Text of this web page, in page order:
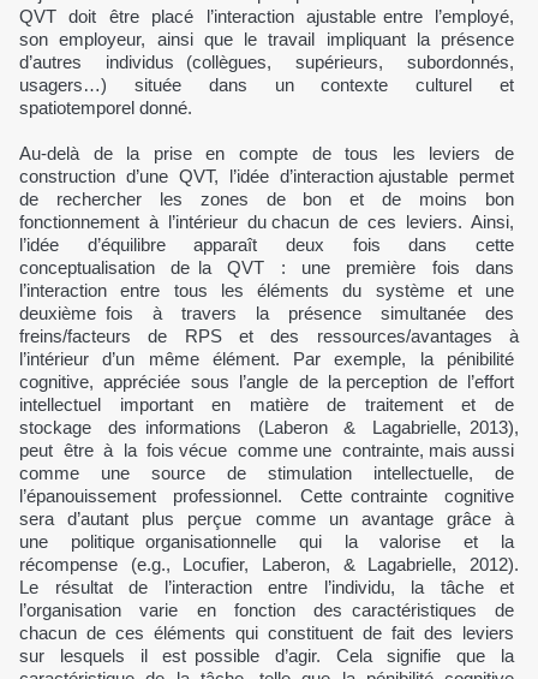
QVT doit être placé l’interaction ajustable entre l’employé,
son employeur, ainsi que le travail impliquant la présence
d’autres individus (collègues, supérieurs, subordonnés,
usagers…) située dans un contexte culturel et
spatiotemporel donné.
Au-delà de la prise en compte de tous les leviers de
construction d’une QVT, l’idée d’interaction ajustable permet
de rechercher les zones de bon et de moins bon
fonctionnement à l’intérieur du chacun de ces leviers. Ainsi,
l’idée d’équilibre apparaît deux fois dans cette
conceptualisation de la QVT : une première fois dans
l’interaction entre tous les éléments du système et une
deuxième fois à travers la présence simultanée des
freins/facteurs de RPS et des ressources/avantages à
l’intérieur d’un même élément. Par exemple, la pénibilité
cognitive, appréciée sous l’angle de la perception de l’effort
intellectuel important en matière de traitement et de
stockage des informations (Laberon & Lagabrielle, 2013),
peut être à la fois vécue comme une contrainte, mais aussi
comme une source de stimulation intellectuelle, de
l’épanouissement professionnel. Cette contrainte cognitive
sera d’autant plus perçue comme un avantage grâce à
une politique organisationnelle qui la valorise et la
récompense (e.g., Locufier, Laberon, & Lagabrielle, 2012).
Le résultat de l’interaction entre l’individu, la tâche et
l’organisation varie en fonction des caractéristiques de
chacun de ces éléments qui constituent de fait des leviers
sur lesquels il est possible d’agir. Cela signifie que la